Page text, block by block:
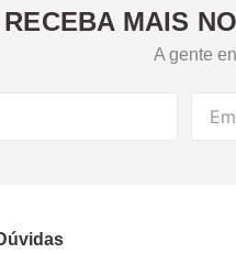
RECEBA MAIS
A gente